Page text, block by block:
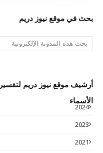
بحث في موقع نيوز دريم
أرشيف موقع نيوز دريم
الأسماء
2024
2023
2021